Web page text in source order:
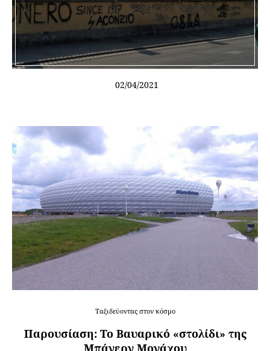
02/04/2021
Ταξιδεύοντας στον κόσμο
Παρουσίαση: Το Βαυαρικό «στολίδι» της
Μπάγερν Μονάχου